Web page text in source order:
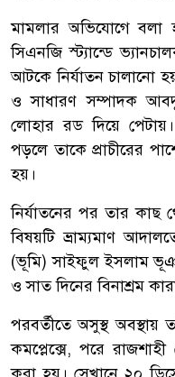
মামলার অভিযোগে বলা
সিএনজি স্ট্যান্ডে
আটকে নির্যাতন চালানো
ও সাধারণ সম্পাদক
লোহার রড দিয়ে
পড়লে তাকে প্রাচীরের
হয়।
নির্যাতনের পর তার কাছ
বিষয়টি ভ্রাম্যমাণ
(ভূমি) সাইফুল ইসলাম
ও সাত দিনের বিনাশ্রম
পরবর্তীতে অসুস্থ অবস্থায়
কমপ্লেক্সে, পরে